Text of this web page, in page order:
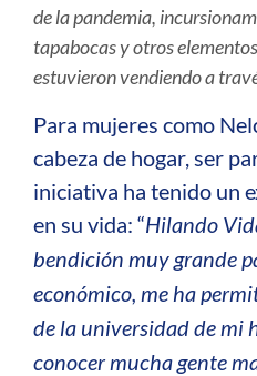
de la pandemia,
tapabocas y otros
estuvieron vendiendo a
Para mujeres como
cabeza de hogar, ser
iniciativa ha tenido un
en su vida: “Hilando
bendición muy grande
económico, me ha
de la universidad de mi
conocer mucha gente